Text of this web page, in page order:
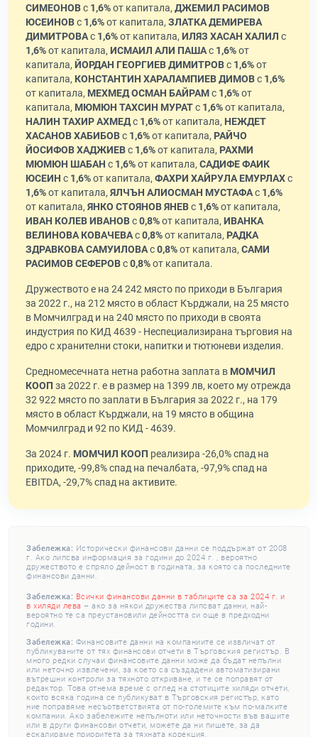
СИМЕОНОВс 1,6%от капитала, ДЖЕМИЛ РАСИМОВ
ЮСЕИНОВс 1,6%от капитала, ЗЛАТКА ДЕМИРЕВА
ДИМИТРОВАс 1,6%от капитала, ИЛЯЗ ХАСАН ХАЛИЛ с
1,6%от капитала, ИСМАИЛ АЛИ ПАШАс 1,6%от
капитала, ЙОРДАН ГЕОРГИЕВ ДИМИТРОВс 1,6%от
капитала, КОНСТАНТИН ХАРАЛАМПИЕВ ДИМОВс 1,6%
от капитала, МЕХМЕД ОСМАН БАЙРАМс 1,6%от
капитала, МЮМЮН ТАХСИН МУРАТс 1,6%от капитала,
НАЛИН ТАХИР АХМЕДс 1,6%от капитала, НЕЖДЕТ
ХАСАНОВ ХАБИБОВс 1,6%от капитала, РАЙЧО
ЙОСИФОВ ХАДЖИЕВс 1,6%от капитала, РАХМИ
МЮМЮН ШАБАН с 1,6%от капитала, САДИФЕ ФАИК
ЮСЕИН с 1,6%от капитала, ФАХРИ ХАЙРУЛА ЕМУРЛАХс
1,6%от капитала, ЯЛЧЪН АЛИОСМАН МУСТАФАс 1,6%
от капитала, ЯНКО СТОЯНОВ ЯНЕВс 1,6%от капитала,
ИВАН КОЛЕВ ИВАНОВс0,8%от капитала, ИВАНКА
ВЕЛИНОВА КОВАЧЕВАс0,8%от капитала, РАДКА
ЗДРАВКОВА САМУИЛОВАс0,8%от капитала, САМИ
РАСИМОВ СЕФЕРОВс0,8%от капитала.
Дружеството е на 24 242 място по приходи в България
за 2022 г., на 212 място в област Кърджали, на 25 място
в Момчилград и на 240 място по приходи в своята
индустрия по КИД 4639 - Неспециализирана търговия на
едро с хранителни стоки, напитки и тютюневи изделия.
Средномесечната нетна работна заплата в МОМЧИЛ
КООП за 2022 г. е в размер на 1399 лв, което му отрежда
32 922 място по заплати в България за 2022 г., на 179
място в област Кърджали, на 19 място в община
Момчилград и 92 по КИД - 4639.
За 2024 г. МОМЧИЛ КООП реализира -26,0% спад на
приходите, -99,8% спад на печалбата, -97,9% спад на
EBITDA, -29,7% спад на активите.
Забележка: Исторически финансови данни се поддържат от 2008
г. Ако липсва информация за години до 2024 г. , вероятно
дружеството е спряло дейност в годината, за която са последните
финансови данни.
Забележка: Всички финансови данни в таблиците са за 2024 г. и
в хиляди лева – ако за някои дружества липсват данни, най-
вероятно те са преустановили дейността си още в предходни
години.
Забележка: Финансовите данни на компаниите се извличат от
публикуваните от тях финансови отчети в Търговския регистър. В
много редки случаи финансовите данни може да бъдат непълни
или неточно извлечени, за което са създадени автоматизирани
вътрешни контроли за тяхното откриване, и те се поправят от
редактор. Това отнема време с оглед на стотиците хиляди отчети,
които всяка година се публикуват в Търговския регистър, като
ние поправяме несъответствията от по-големите към по-малките
компании. Ако забележите непълноти или неточности във вашите
или в други финансови отчети, можете да ни пишете, за да
ескалираме приоритета за тяхната корекция.